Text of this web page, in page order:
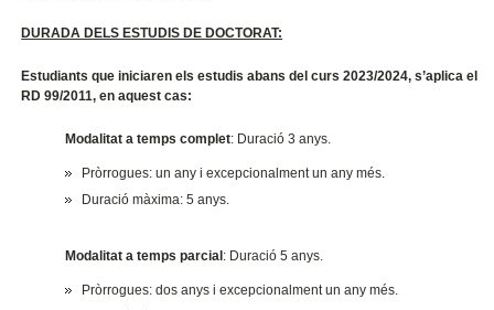
DURADA DELS ESTUDIS DE DOCTORAT:
Estudiants que iniciaren els estudis abans del curs 2023/2024, s’aplica el
RD 99/2011, en aquest cas:
Modalitat a temps complet: Duració 3 anys.
Pròrrogues: un any i excepcionalment un any més.
Duració màxima: 5 anys.
Modalitat a temps parcial : Duració 5 anys.
Pròrrogues: dos anys i excepcionalment un any més.